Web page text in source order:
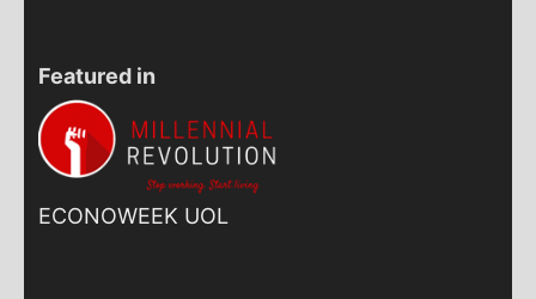
Featured in
ECONOWEEK UOL